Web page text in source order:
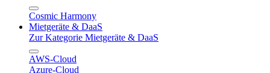
Cosmic Harmony
Mietgeräte & DaaS
Zur Kategorie Mietgeräte & DaaS
AWS-Cloud
Azure-Cloud